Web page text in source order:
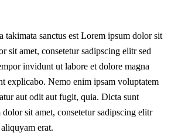
takimata sanctus est Lorem ipsum dolor sit
sit amet, consetetur sadipscing elitr sed
invidunt ut labore et dolore magna
explicabo. Nemo enim ipsam voluptatem
aut odit aut fugit, quia. Dicta sunt
sit amet, consetetur sadipscing elitr
erat.